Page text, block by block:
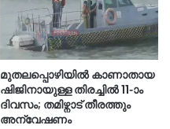
മുതലപ്പൊഴിയിൽ കാണാതായ
ഷിജിനായുള്ള തിരച്ചിൽ 11-ാം
ദിവസം; തമിഴ്നാട് തീരത്തും
അന്വേഷണം